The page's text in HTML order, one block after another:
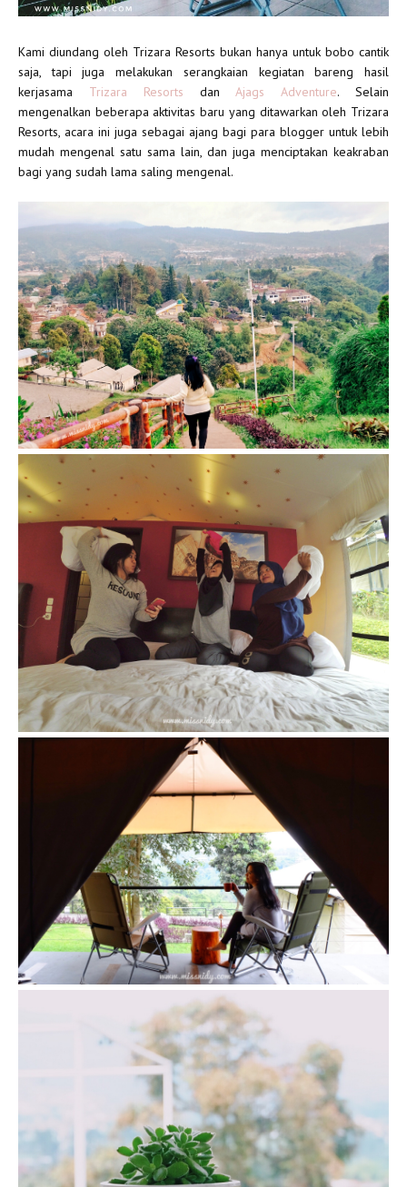
Kami diundang oleh Trizara Resorts bukan hanya untuk bobo cantik
saja, tapi juga melakukan serangkaian kegiatan bareng hasil
kerjasama Trizara Resorts danAjags Adventure. Selain
mengenalkan beberapa aktivitas baru yang ditawarkan oleh Trizara
Resorts, acara ini juga sebagai ajang bagi para blogger untuk lebih
mudah mengenal satu sama lain, dan juga menciptakan keakraban
bagi yang sudah lama saling mengenal.